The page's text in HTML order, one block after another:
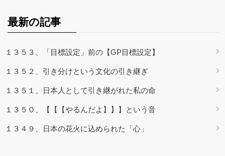
最新の記事
１３５３、「目標設定」前の【GP目標設定】
１３５２、引き分けという文化の引き継ぎ
１３５１、日本人として引き継がれた私の命
１３５０、【【【やるんだよ】】】という音
１３４９、日本の花火に込められた「心」